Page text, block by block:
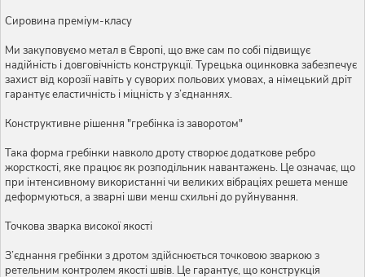
Сировина преміум-класу
Ми закуповуємо метал в Європі, що вже сам по собі підвищує
надійність і довговічність конструкції. Турецька оцинковка забезпечує
захист від корозії навіть у суворих польових умовах, а німецький дріт
гарантує еластичність і міцність у з’єднаннях.
Конструктивне рішення "гребінка із заворотом"
Така форма гребінки навколо дроту створює додаткове ребро
жорсткості, яке працює як розподільник навантажень. Це означає, що
при інтенсивному використанні чи великих вібраціях решета менше
деформуються, а зварні шви менш схильні до руйнування.
Точкова зварка високої якості
З’єднання гребінки з дротом здійснюється точковою зваркою з
ретельним контролем якості швів. Це гарантує, що конструкція